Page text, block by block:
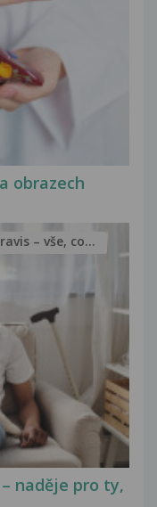
obrazech
naděje pro ty,
– vše, co...